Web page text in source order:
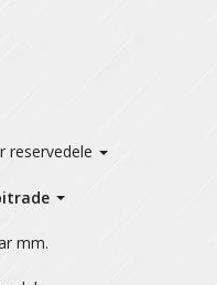
reservedele
mm.